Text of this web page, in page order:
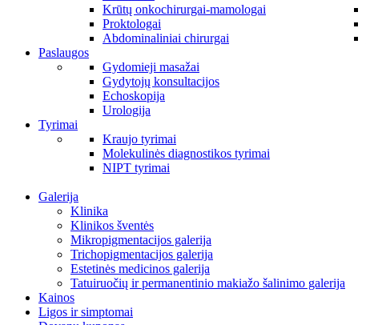
Krūtų onkochirurgai-mamologai
Proktologai
Abdominaliniai chirurgai
Paslaugos
Gydomieji masažai
Gydytojų konsultacijos
Echoskopija
Urologija
Tyrimai
Kraujo tyrimai
Molekulinės diagnostikos tyrimai
NIPT tyrimai
Galerija
Klinika
Klinikos šventės
Mikropigmentacijos galerija
Trichopigmentacijos galerija
Estetinės medicinos galerija
Tatuiruočių ir permanentinio makiažo šalinimo galerija
Kainos
Ligos ir simptomai